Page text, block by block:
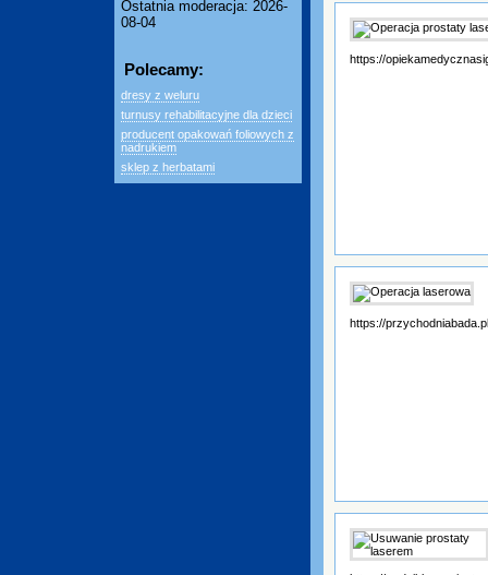
Ostatnia moderacja: 2026-
08-04
Polecamy:
dresy z weluru
turnusy rehabilitacyjne dla dzieci
producent opakowań foliowych z
nadrukiem
sklep z herbatami
https://
https://przychodniabada.pl